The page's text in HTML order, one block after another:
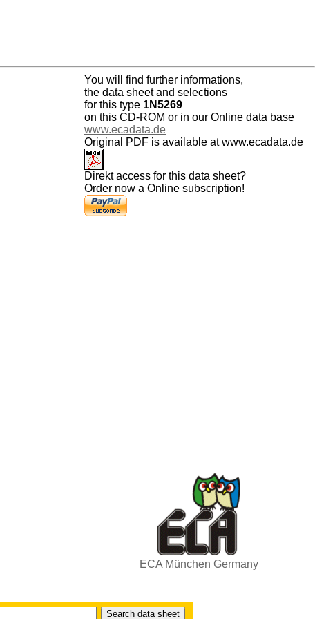
You will find further informations,
the data sheet and selections
for this type 1N5269
on this CD-ROM or in our Online data base
www.ecadata.de
Original PDF is available at www.ecadata.de
Direkt access for this data sheet?
Order now a Online subscription!
ECA München Germany